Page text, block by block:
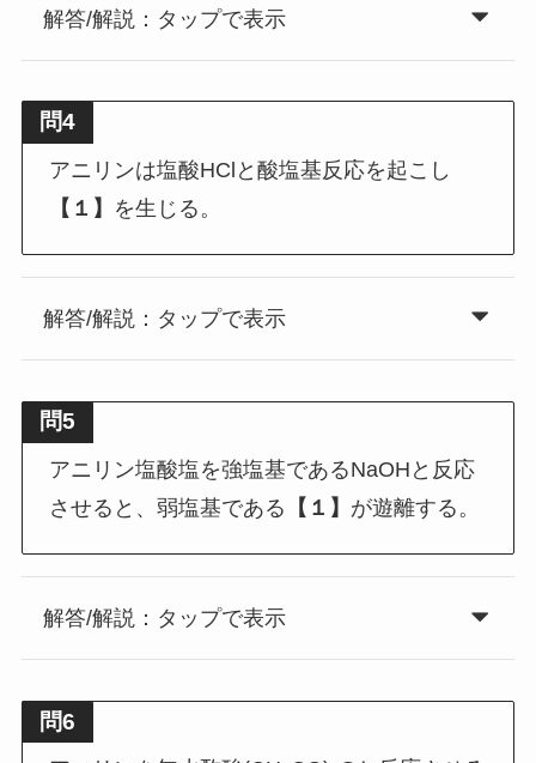
解答/解説：タップで表示
問4
アニリンは塩酸HClと酸塩基反応を起こし
【１】 を生じる。
解答/解説：タップで表示
問5
アニリン塩酸塩を強塩基であるNaOHと反応
させると、弱塩基である
【１】 が遊離する。
解答/解説：タップで表示
問6